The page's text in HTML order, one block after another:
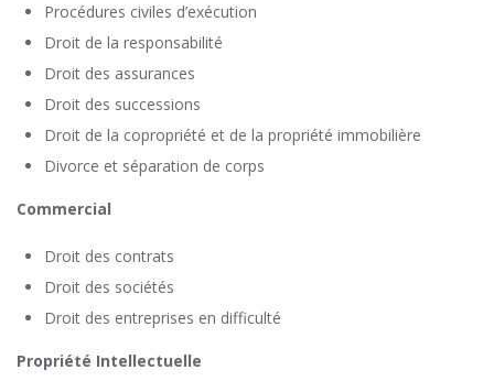
Procédures civiles d’exécution
Droit de la responsabilité
Droit des assurances
Droit des successions
Droit de la copropriété et de la propriété immobilière
Divorce et séparation de corps
Commercial
Droit des contrats
Droit des sociétés
Droit des entreprises en difficulté
Propriété Intellectuelle